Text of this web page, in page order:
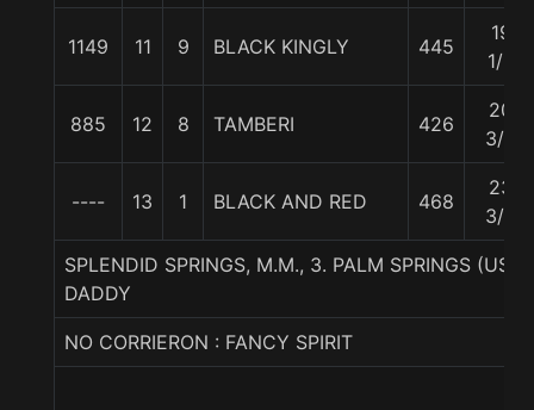
1149 11 9 BLACK KINGLY 445
19
1/2
885 12 8 TAMBERI 426
20
3/4
---- 13 1 BLACK AND RED 468
23
3/4
SPLENDID SPRINGS, M.M., 3. PALM SPRINGS
DADDY
NO CORRIERON : FANCY SPIRIT